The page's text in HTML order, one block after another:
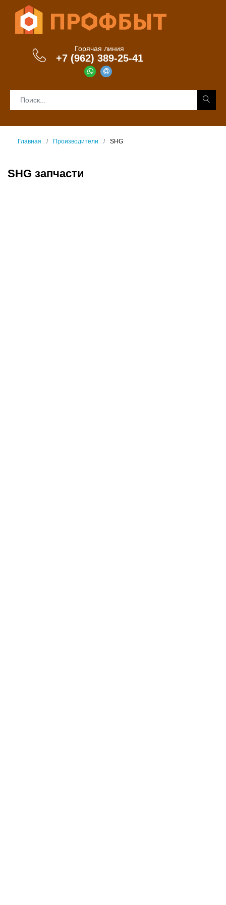
Горячая линия
+7 (962) 389-25-41
Главная Производители SHG
SHG запчасти